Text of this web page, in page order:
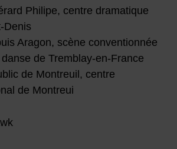
Philipe, centre dramatique
Denis
Aragon, scène conventionnée
de Tremblay-en-France
de Montreuil, centre
de Montreui